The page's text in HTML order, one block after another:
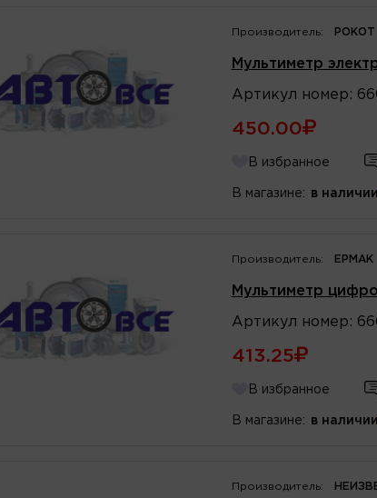
Производитель: РОКОТ
Мультиметр
Артикул номер :
450.00
В избранное
В магазине: в наличии
Производитель: ЕРМАК
Мультиметр
Артикул номер :
413.25
В избранное
В магазине: в наличии
Производитель: